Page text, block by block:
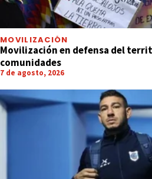
MOVILIZACIÓN
Movilización en defensa del
comunidades
7 de agosto, 2026